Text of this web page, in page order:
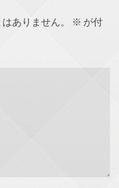
ありません。 ※ が付